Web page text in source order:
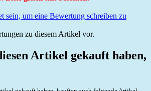
sein, um eine Bewertung schreiben zu
zu diesem Artikel vor.
Artikel gekauft haben,